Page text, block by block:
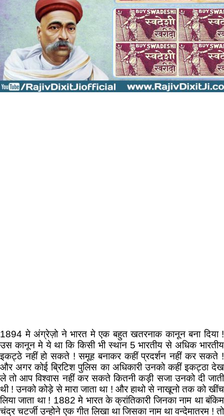
1894 मे अंग्रेज़ो ने भारत मे एक बहुत खतरनाक कानून बना दिया !
उस कानून मे ये था कि किसी भी स्थान 5 भारतीय से अधिक भारतीय
इकट्ठे नहीं हो सकते ! समूह बनाकर कहीं प्रदर्शन नहीं कर सकते !
और अगर कोई ब्रिटिश पुलिस का अधिकारी उनको कहीं इकट्ठा देख
ले तो आप विश्वास नहीं कर सकते कितनी कड़ी सजा उनको दी जाती
थी ! उनको कोड़े से मारा जाता था ! और हाथो से नाखूनो तक को खींच
लिया जाता था ! 1882 मे भारत के क्रांतिकारी जिनका नाम था बंकिम
चंद्र चटर्जी उन्होने एक गीत लिखा था जिसका नाम था वन्देमातरम ! तो